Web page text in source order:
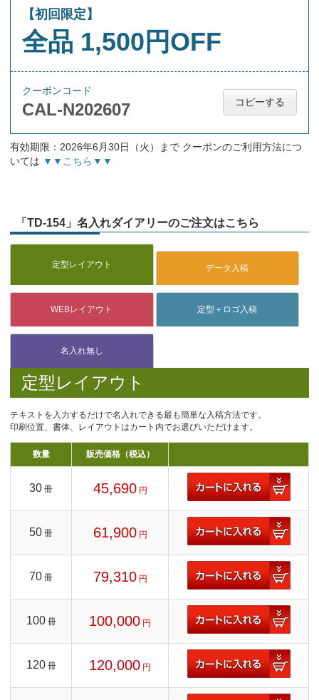
【初回限定】
全品 1,500円OFF
クーポンコード
CAL-N202607 コピーする
有効期限：2026年6月30日（火）まで クーポンのご利用方法につ
いては ▼▼こちら▼▼
「TD-154」名入れダイアリーのご注文はこちら
定型レイアウト
テキストを入力するだけで名入れできる最も簡単な入稿方法です。
印刷位置、書体、レイアウトはカート内でお選びいただけます。
数量 販売価格（税込）
30 冊 45,690 円
50 冊 61,900 円
70 冊 79,310 円
100 冊 100,000 円
120 冊 120,000 円